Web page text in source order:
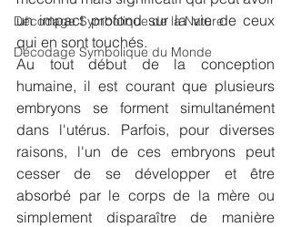
Décodage Symbolique de la Nature
Décodage Symbolique du Monde
un impact profond sur la vie de ceux
qui en sont touchés.
Au tout début de la conception
humaine, il est courant que plusieurs
embryons se forment simultanément
dans l'utérus. Parfois, pour diverses
raisons, l'un de ces embryons peut
cesser de se développer et être
absorbé par le corps de la mère ou
simplement disparaître de manière